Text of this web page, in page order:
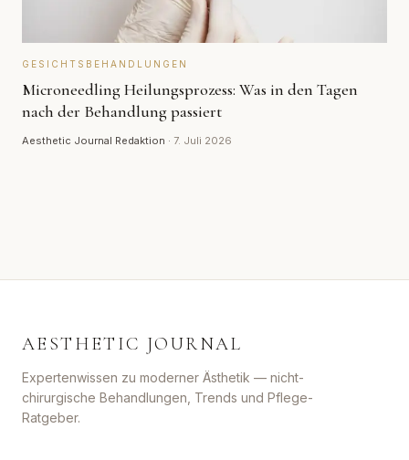
GESICHTSBEHANDLUNGEN
Microneedling Heilungsprozess: Was in den Tagen
nach der Behandlung passiert
Aesthetic Journal Redaktion · 7. Juli 2026
AESTHETIC JOURNAL
Expertenwissen zu moderner Ästhetik — nicht-
chirurgische Behandlungen, Trends und Pflege-
Ratgeber.